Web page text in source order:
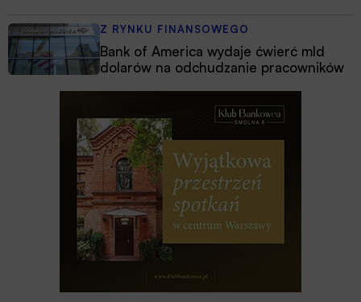
Z RYNKU FINANSOWEGO
Bank of America wydaje ćwierć mld
dolarów na odchudzanie pracowników